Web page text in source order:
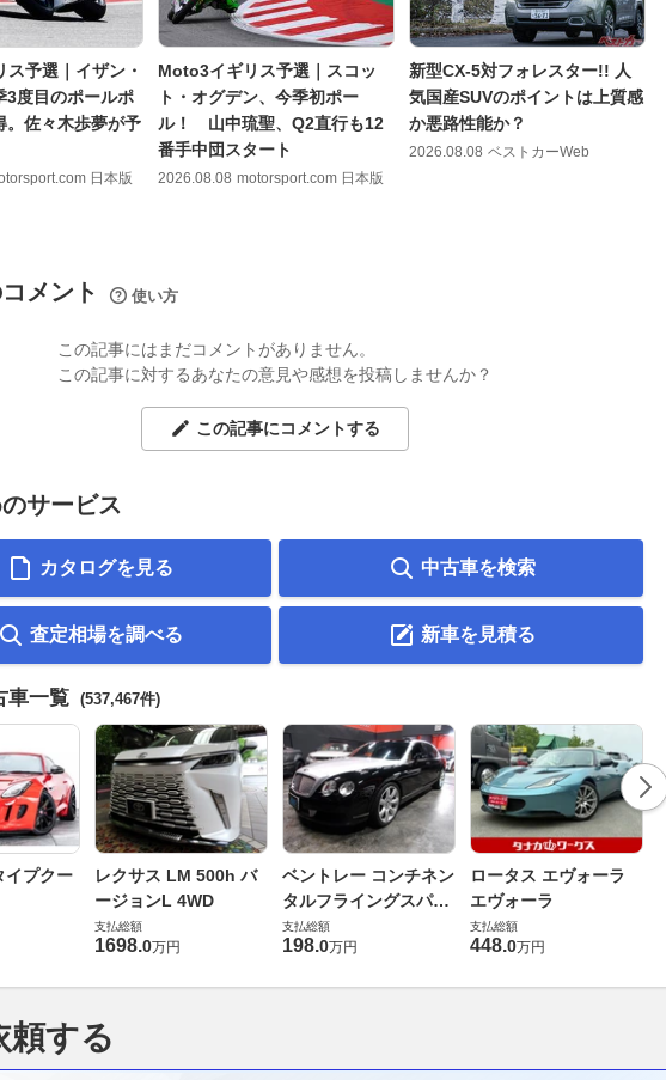
予選｜イザン・
3度目のポールポ
。佐々木歩夢が予
日本版
Moto3イギリス予選｜スコッ
ト・オグデン、今季初ポー
ル！ 山中琉聖、Q2直行も12
番手中団スタート
2026.08.08 motorsport.com 日本版
新型CX-5対フォレスター!! 人
気国産SUVのポイントは上質感
か悪路性能か？
2026.08.08 ベストカーWeb
メント 使い方
この記事にはまだコメントがありません。
この記事に対するあなたの意見や感想を投稿しませんか？
この記事にコメントする
サービス
カタログを見る 中古車を検索
査定相場を調べる 新車を見積る
車一覧 (537,467件)
イプクー
レクサス LM 500h バ
ージョンL 4WD
支払総額
1698.0万円
ベントレー コンチネン
タルフライングスパー
6.0 4WD
支払総額
198.0万円
ロータス エヴォーラ
エヴォーラ
支払総額
448.0万円
頼する